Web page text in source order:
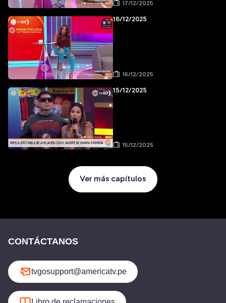
17/12/2025
16/12/2025
16/12/2025
15/12/2025
15/12/2025
Ver más capítulos
CONTÁCTANOS
tvgosupport@americatv.pe